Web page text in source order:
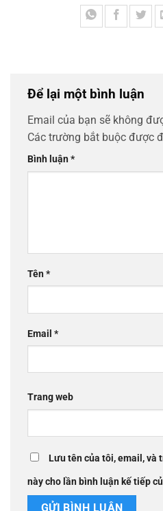
Để lại một bình luận
Email của bạn sẽ không
Các trường bắt buộc được
Bình luận*
Tên*
Email *
Trang web
Lưu tên của tôi, email, và
này cho lần bình luận kế tiếp